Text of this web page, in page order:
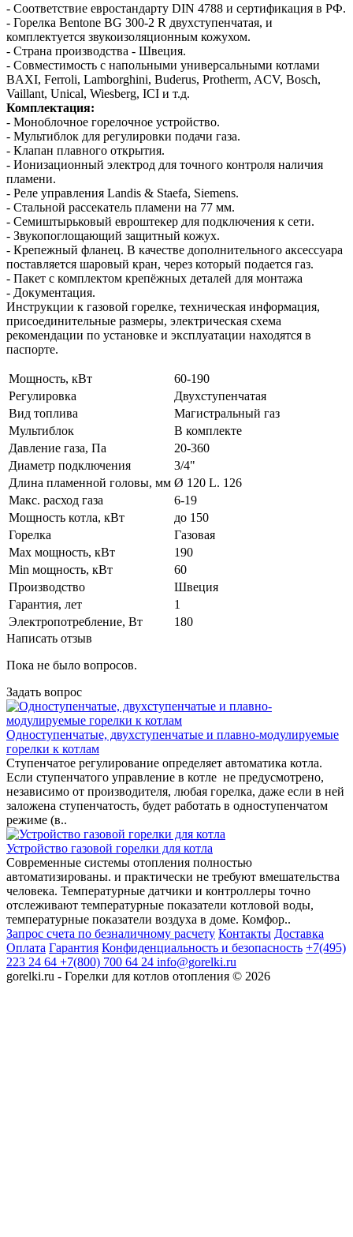
- Соответствие евростандарту DIN 4788 и сертификация в РФ.
- Горелка Bentone BG 300-2 R двухступенчатая, и
комплектуется звукоизоляционным кожухом.
- Страна производства - Швеция.
- Совместимость с напольными универсальными котлами
BAXI, Ferroli, Lamborghini, Buderus, Protherm, ACV, Bosch,
Vaillant, Unical, Wiesberg, ICI и т.д.
Комплектация:
- Моноблочное горелочное устройство.
- Мультиблок для регулировки подачи газа.
- Клапан плавного открытия.
- Ионизационный электрод для точного контроля наличия
пламени.
- Реле управления Landis & Staefa, Siemens.
- Стальной рассекатель пламени на 77 мм.
- Семиштырьковый евроштекер для подключения к сети.
- Звукопоглощающий защитный кожух.
- Крепежный фланец. В качестве дополнительного аксессуара
поставляется шаровый кран, через который подается газ.
- Пакет с комплектом крепёжных деталей для монтажа
- Документация.
Инструкции к газовой горелке, техническая информация,
присоединительные размеры, электрическая схема
рекомендации по установке и эксплуатации находятся в
паспорте.
Мощность, кВт
60-190
Регулировка
Двухступенчатая
Вид топлива
Магистральный газ
Мультиблок
В комплекте
Давление газа, Па
20-360
Диаметр подключения
3/4"
Длина пламенной головы, мм Ø 120 L. 126
Макс. расход газа
6-19
Мощность котла, кВт
до 150
Горелка
Газовая
Max мощность, кВт
190
Min мощность, кВт
60
Производство
Швеция
Гарантия, лет
1
Электропотребление, Вт
180
Написать отзыв
Пока не было вопросов.
Задать вопрос
Одноступенчатые, двухступенчатые и плавно-модулируемые
горелки к котлам
Ступенчатое регулирование определяет автоматика котла.
Если ступенчатого управление в котле не предусмотрено,
независимо от производителя, любая горелка, даже если в ней
заложена ступенчатость, будет работать в одноступенчатом
режиме (в..
Устройство газовой горелки для котла
Современные системы отопления полностью
автоматизированы. и практически не требуют вмешательства
человека. Температурные датчики и контроллеры точно
отслеживают температурные показатели котловой воды,
температурные показатели воздуха в доме. Комфор..
Запрос счета по безналичному расчету Контакты Доставка
Оплата Гарантия Конфиденциальность и безопасность +7(495)
223 24 64 +7(800) 700 64 24 info@gorelki.ru
gorelki.ru - Горелки для котлов отопления © 2026